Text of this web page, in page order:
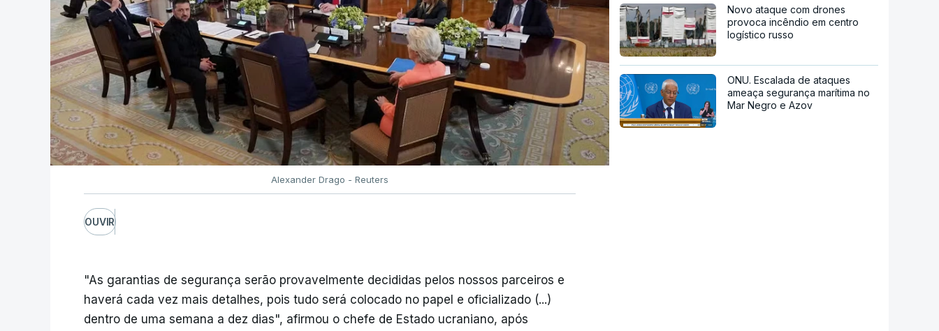
Alexander Drago - Reuters
OUVIR
"As garantias de segurança serão provavelmente decididas pelos nossos parceiros e
haverá cada vez mais detalhes, pois tudo será colocado no papel e oficializado (...)
dentro de uma semana a dez dias", afirmou o chefe de Estado ucraniano, após
Novo ataque com drones
provoca incêndio em centro
logístico russo
ONU. Escalada de ataques
ameaça segurança marítima no
Mar Negro e Azov